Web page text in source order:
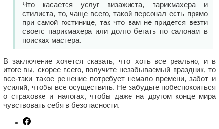
Что касается услуг визажиста, парикмахера и
стилиста, то, чаще всего, такой персонал есть прямо
при самой гостинице, так что вам не придется везти
своего парикмахера или долго бегать по салонам в
поисках мастера.
В заключение хочется сказать, что, хоть все реально, и в
итоге вы, скорее всего, получите незабываемый праздник, то
все-таки такое решение потребует немало времени, забот и
усилий, чтобы все осуществить. Не забудьте побеспокоиться
о страховке и налогах, чтобы даже на другом конце мира
чувствовать себя в безопасности.